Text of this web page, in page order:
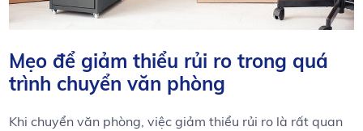
Mẹo để giảm ⁢thiểu rủi ro trong quá
trình chuyển văn phòng
Khi chuyển văn⁤ phòng, ‍việc giảm thiểu rủi ro là rất quan